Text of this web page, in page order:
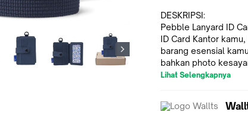
DESKRIPSI:
Pebble Lanyard ID
ID Card Kantor
barang esensial
bahkan photo
disimpan disini, bikin
Lihat Selengkapnya